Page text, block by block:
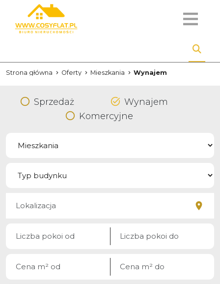
Strona główna Oferty Mieszkania Wynajem
Sprzedaż
Wynajem
Komercyjne